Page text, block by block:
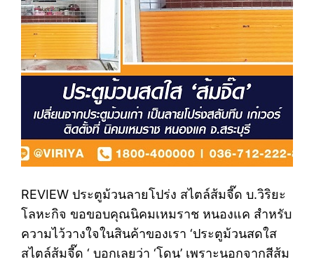
REVIEW ประตูม้วนลายโปร่ง สไตล์ส้มจี๊ด บ.วิริยะ
โลหะกิจ ขอขอบคุณนิคมเหมราช หนองแค สำหรับ
ความไว้วางใจในสินค้าของเรา ‘ประตูม้วนสดใส
สไตล์ส้มจี๊ด ‘ บอกเลยว่า ‘โดน’ เพราะนอกจากสีส้ม